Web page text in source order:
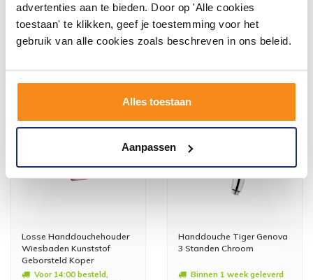
advertenties aan te bieden. Door op 'Alle cookies
toestaan' te klikken, geef je toestemming voor het
gebruik van alle cookies zoals beschreven in ons beleid.
Alles toestaan
Aanpassen
14,99
Losse Handdouchehouder
Wiesbaden Kunststof
Geborsteld Koper
Voor 14:00 besteld,
Handdouche Tiger Genova
3 Standen Chroom
Binnen 1 week geleverd